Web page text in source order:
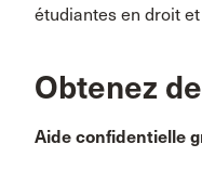
étudiantes en droit
Obtenez
Aide confidentielle